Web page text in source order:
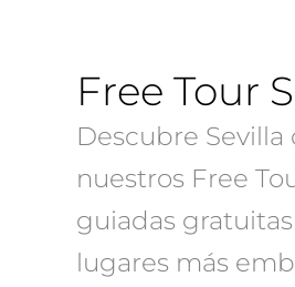
Free Tour
Descubre Sevilla
nuestros Free
guiadas
lugares más